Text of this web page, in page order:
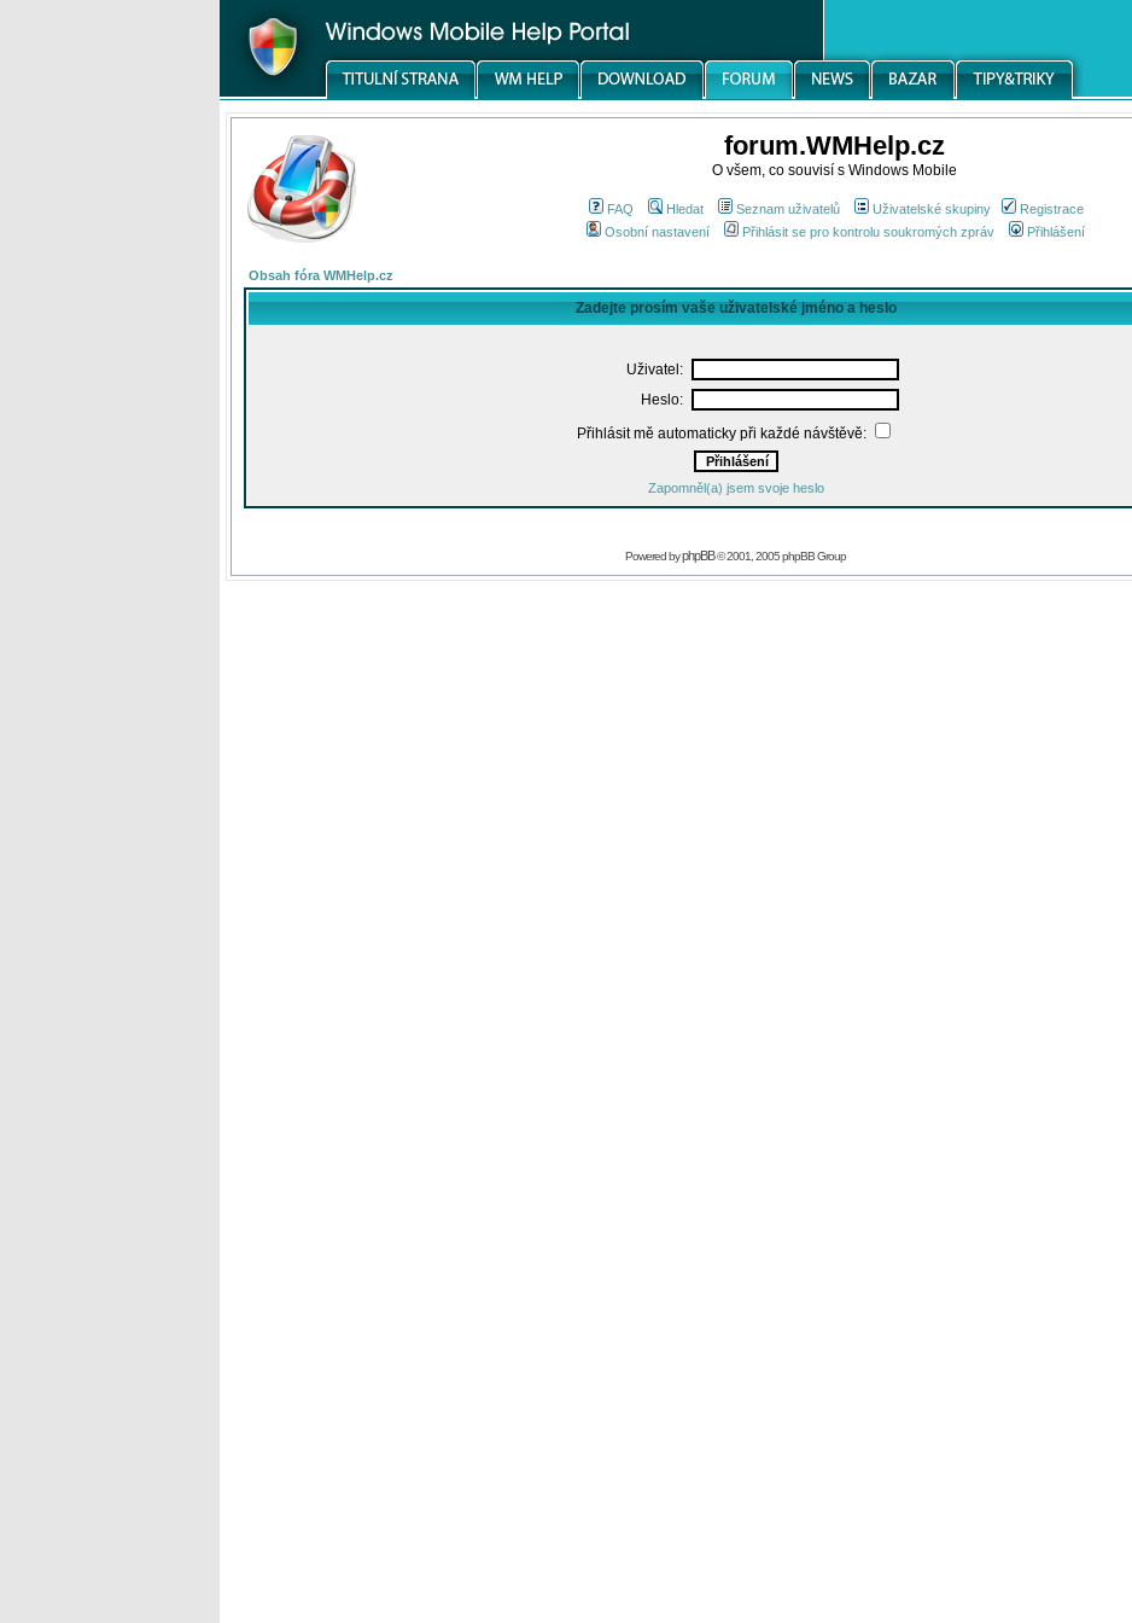
forum.WMHelp.cz
O všem, co souvisí s Windows Mobile
FAQ Hledat Seznam uživatelů Uživatelské skupiny
Registrace
Osobní nastavení
Přihlásit se pro kontrolu soukromých zpráv Přihlášení
Obsah fóra WMHelp.cz
Zadejte prosím vaše uživatelské jméno a heslo
Uživatel:
Heslo:
Přihlásit mě automaticky při každé návštěvě:
Zapomněl(a) jsem svoje heslo
Powered byphpBB© 2001, 2005 phpBB Group